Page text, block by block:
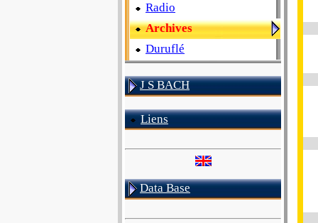
Radio
Archives
Duruflé
J S BACH
Liens
Data Base